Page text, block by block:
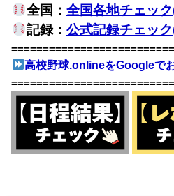
全国： 全国各地チェッ
記録： 公式記録チェッ
高校野球.onlineをGoogleで